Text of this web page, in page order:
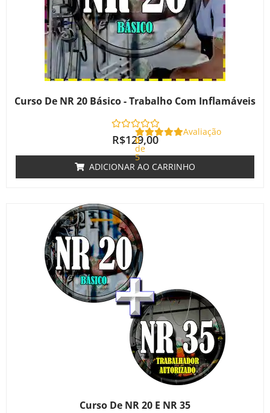
Curso De NR 20 Básico - Trabalho Com Inflamáveis
Avaliação
0
de
5
R$129,00
ADICIONAR AO CARRINHO
Curso De NR 20 E NR 35